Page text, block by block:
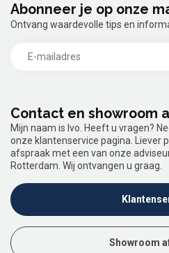
Contact en showroom
Mijn naam is Ivo. Heeft u vragen?
onze klantenservice pagina. Liever
afspraak met een van onze
Rotterdam. Wij ontvangen u graag.
Showroom
Abonneer je op onze
Ontvang waardevolle tips en